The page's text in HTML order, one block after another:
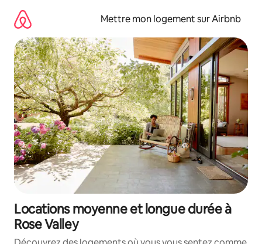
directement
contenu
Mettre mon logement sur Airbnb
Locations moyenne et longue durée à
Rose Valley